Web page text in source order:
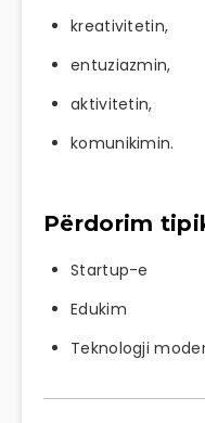
kreativitetin,
entuziazmin,
aktivitetin,
komunikimin.
Përdorim
Startup-e
Edukim
Teknologji